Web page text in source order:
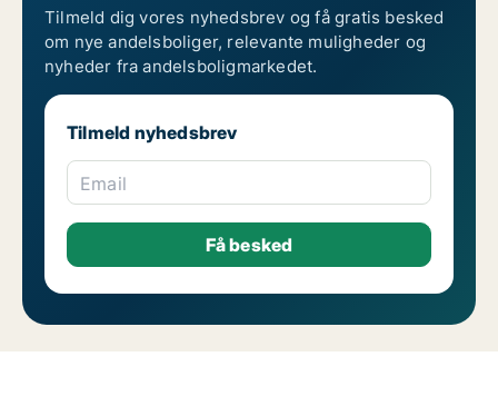
Tilmeld dig vores nyhedsbrev og få gratis besked
om nye andelsboliger, relevante muligheder og
nyheder fra andelsboligmarkedet.
Tilmeld nyhedsbrev
Email